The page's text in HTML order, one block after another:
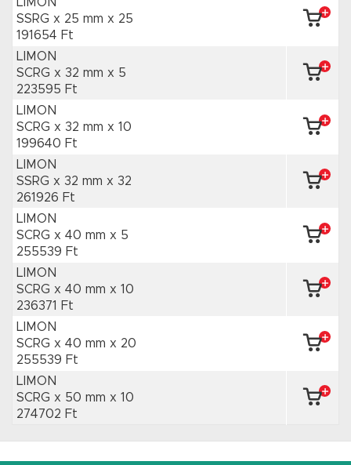
SSRG x 25 mm x 25
191654 Ft
LIMON
SCRG x 32 mm x 5
223595 Ft
LIMON
SCRG x 32 mm x 10
199640 Ft
LIMON
SSRG x 32 mm x 32
261926 Ft
LIMON
SCRG x 40 mm x 5
255539 Ft
LIMON
SCRG x 40 mm x 10
236371 Ft
LIMON
SCRG x 40 mm x 20
255539 Ft
LIMON
SCRG x 50 mm x 10
274702 Ft